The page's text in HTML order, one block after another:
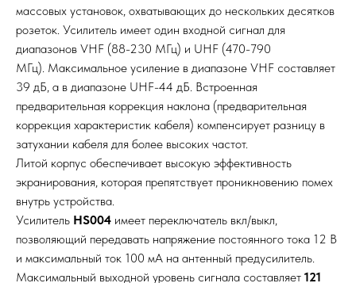
массовых установок, охватывающих до нескольких десятков
розеток. Усилитель имеет один входной сигнал для
диапазонов VHF (88-230 МГц) и UHF (470-790
МГц). Максимальное усиление в диапазоне VHF составляет
39 дБ, а в диапазоне UHF-44 дБ. Встроенная
предварительная коррекция наклона (предварительная
коррекция характеристик кабеля) компенсирует разницу в
затухании кабеля для более высоких частот.
Литой корпус обеспечивает высокую эффективность
экранирования, которая препятствует проникновению помех
внутрь устройства.
Усилитель HS004 имеет переключатель вкл/выкл,
позволяющий передавать напряжение постоянного тока 12 В
и максимальный ток 100 мА на антенный предусилитель.
Максимальный выходной уровень сигнала составляет 121